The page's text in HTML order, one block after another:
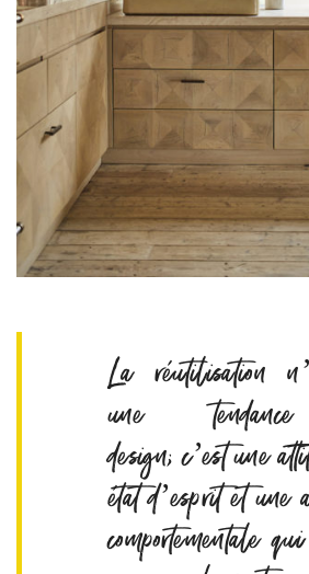
La réutilisation
une
design; c’est une
état d’esprit et une
comportementale